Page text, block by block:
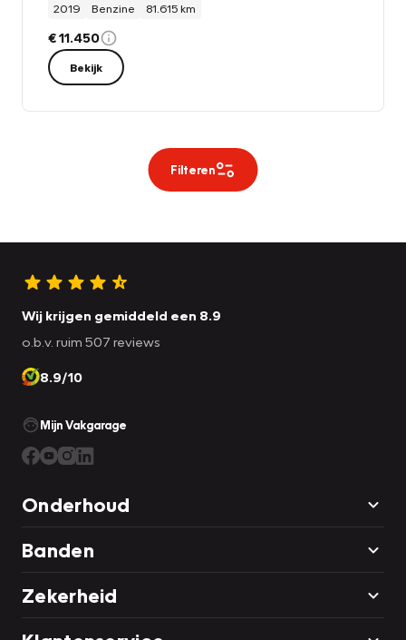
2019
Benzine 81.615 km
€ 11.450
Bekijk
Filteren
Wij krijgen gemiddeld een 8.9
o.b.v. ruim 507 reviews
8.9/10
Mijn Vakgarage
Onderhoud
Banden
Zekerheid